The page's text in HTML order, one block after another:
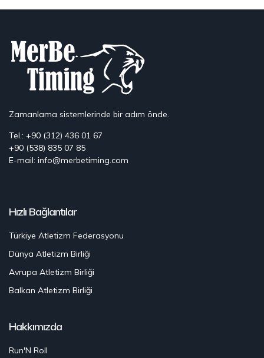
Zamanlama sistemlerinde bir adım önde.
Tel.: +90 (312) 436 01 67
+90 (538) 835 07 85
E-mail: info@merbetiming.com
Hızlı Bağlantılar
Türkiye Atletizm Federasyonu
Dünya Atletizm Birliği
Avrupa Atletizm Birliği
Balkan Atletizm Birliği
Hakkımızda
Run'N Roll